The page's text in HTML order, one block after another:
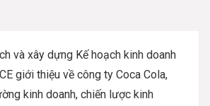
và xây dựng Kế hoạch kinh doanh
giới thiệu về công ty Coca Cola,
kinh doanh, chiến lược kinh